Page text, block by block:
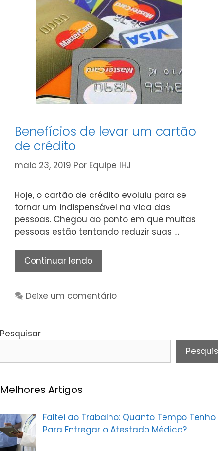
Benefícios de levar um cartão
de crédito
maio 23, 2019 Por Equipe IHJ
Hoje, o cartão de crédito evoluiu para se
tornar um indispensável na vida das
pessoas. Chegou ao ponto em que muitas
pessoas estão tentando reduzir suas …
Continuar lendoBenefícios
de
um
Deixe um comentário
Pesquisar
Melhores Artigos
Faltei ao Trabalho: Quanto Tempo Tenho
Para Entregar o Atestado Médico?